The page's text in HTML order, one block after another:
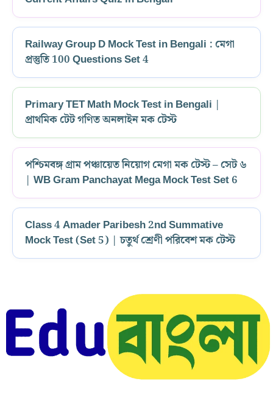
Railway Group D Mock Test in Bengali : মেগা
প্রস্তুতি 100 Questions Set 4
Primary TET Math Mock Test in Bengali |
প্রাথমিক টেট গণিত অনলাইন মক টেস্ট
পশ্চিমবঙ্গ গ্রাম পঞ্চায়েত নিয়োগ মেগা মক টেস্ট – সেট ৬
| WB Gram Panchayat Mega Mock Test Set 6
Class 4 Amader Paribesh 2nd Summative
Mock Test (Set 5) | চতুর্থ শ্রেণী পরিবেশ মক টেস্ট